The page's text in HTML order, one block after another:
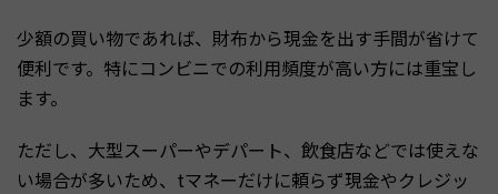
少額の買い物であれば、財布から現金を出す手間が省けて
便利です。特にコンビニでの利用頻度が高い方には重宝し
ます。
ただし、大型スーパーやデパート、飲食店などでは使えな
い場合が多いため、tマネーだけに頼らず現金やクレジッ